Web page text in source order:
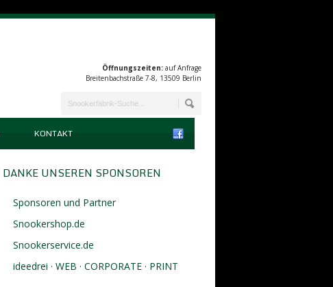
Öffnungszeiten: auf Anfrage
Breitenbachstraße 7-8, 13509 Berlin
KONTAKT
DANKE UNSEREN SPONSOREN
Sponsoren und Partner
Snookershop.de
Snookerservice.de
ideedrei · WEB · CORPORATE · PRINT